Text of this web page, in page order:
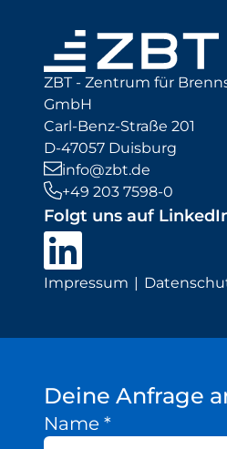
ZBT - Zentrum für
GmbH
Carl-Benz-Straße 201
D-47057 Duisburg
info@zbt.de
+49 203 7598-0
Folgt uns auf
Impressum
Deine Anfrage
Name *